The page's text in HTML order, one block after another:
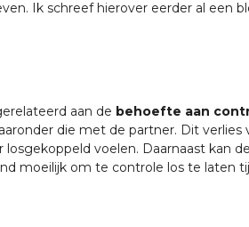
Ik schreef hierover eerder al een
aan de behoefte aan
die met de partner. Dit
losgekoppeld voelen. Daarnaast kan
moeilijk om te controle los te laten